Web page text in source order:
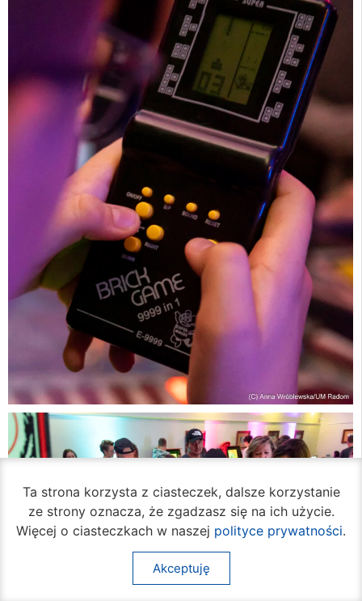
Ta strona korzysta z ciasteczek, dalsze korzystanie
ze strony oznacza, że zgadzasz się na ich użycie.
Więcej o ciasteczkach w naszej polityce prywatności.
Akceptuję